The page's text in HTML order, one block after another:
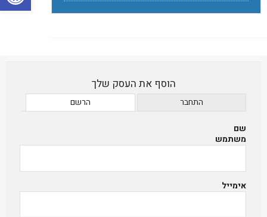
הוסף את העסק שלך
התחבר הרשם
שם
משתמש
אימייל